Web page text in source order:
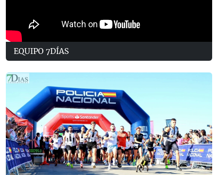
EQUIPO 7DÍAS